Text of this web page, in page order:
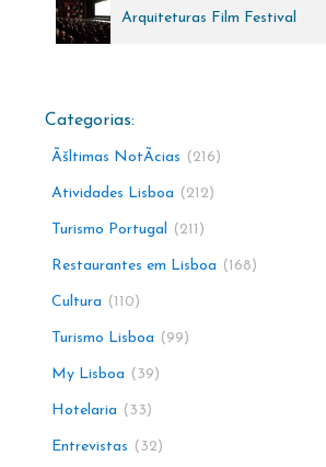
Arquiteturas Film Festival
Ãšltimas NotÃ­cias 216
Atividades Lisboa 212
Turismo Portugal 211
Restaurantes em Lisboa 168
Cultura 110
Turismo Lisboa 99
My Lisboa 39
Hotelaria 33
Entrevistas 32